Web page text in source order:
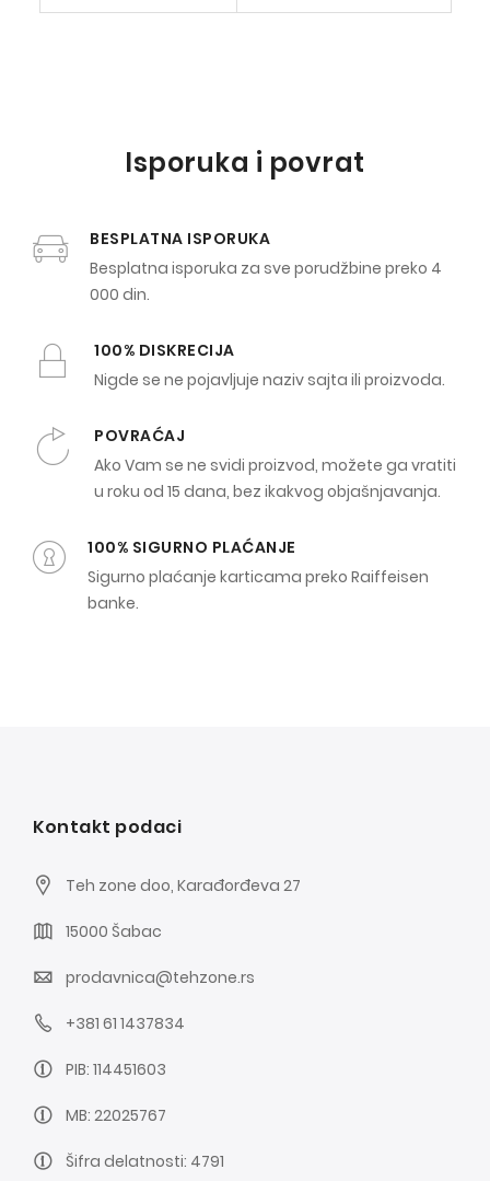
Isporuka i povrat
BESPLATNA ISPORUKA
Besplatna isporuka za sve porudžbine preko 4
000 din.
100% DISKRECIJA
Nigde se ne pojavljuje naziv sajta ili proizvoda.
POVRAĆAJ
Ako Vam se ne svidi proizvod, možete ga vratiti
u roku od 15 dana, bez ikakvog objašnjavanja.
100% SIGURNO PLAĆANJE
Sigurno plaćanje karticama preko Raiffeisen
banke.
Kontakt podaci
Teh zone doo, Karađorđeva 27
15000 Šabac
prodavnica@tehzone.rs
+381 61 1437834
PIB: 114451603
MB: 22025767
Šifra delatnosti: 4791